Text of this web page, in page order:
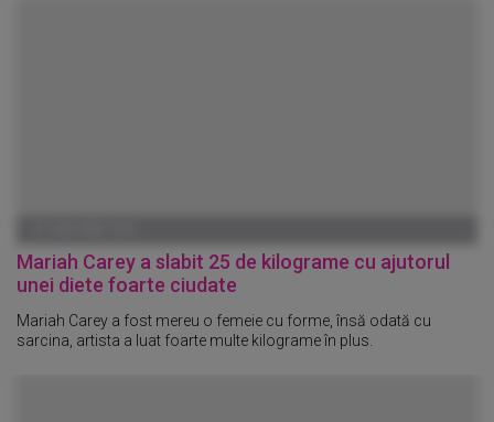
Mariah Carey a slabit 25 de kilograme cu ajutorul
unei diete foarte ciudate
Mariah Carey a fost mereu o femeie cu forme, însă odată cu
sarcina, artista a luat foarte multe kilograme în plus.